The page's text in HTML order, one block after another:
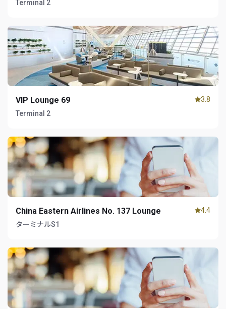
Terminal 2
VIP Lounge 69
Terminal 2
3.8
China Eastern Airlines No. 137 Lounge
ターミナルS1
4.4